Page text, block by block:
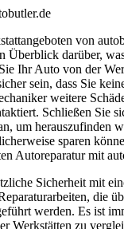
von
Überblick darüber,
Ihr Auto von der
sein, dass Sie
weitere
Schließen Sie
um herauszufinden
sparen
Autoreparatur mit
Sicherheit mit
die
werden. Es ist
Werkstätten zu